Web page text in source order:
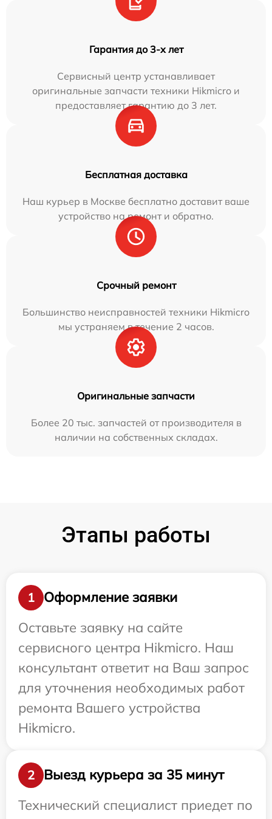
Гарантия до 3-х лет
Сервисный центр устанавливает
оригинальные запчасти техники Hikmicro и
предоставляет гарантию до 3 лет.
Бесплатная доставка
Наш курьер в Москве бесплатно доставит ваше
устройство на ремонт и обратно.
Срочный ремонт
Большинство неисправностей техники Hikmicro
мы устраняем в течение 2 часов.
Оригинальные запчасти
Более 20 тыс. запчастей от производителя в
наличии на собственных складах.
Этапы работы
1
Оформление заявки
Оставьте заявку на сайте
сервисного центра Hikmicro. Наш
консультант ответит на Ваш запрос
для уточнения необходимых работ
ремонта Вашего устройства
Hikmicro.
2
Выезд курьера за 35 минут
Технический специалист приедет по